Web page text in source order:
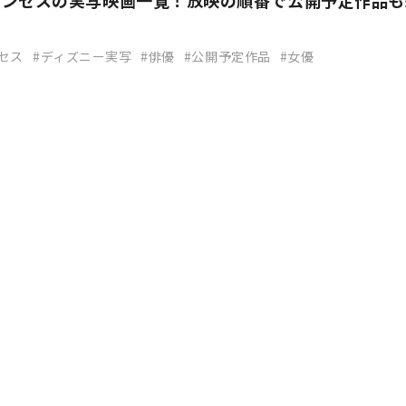
ス ディズニー実写 俳優 公開予定作品 女優